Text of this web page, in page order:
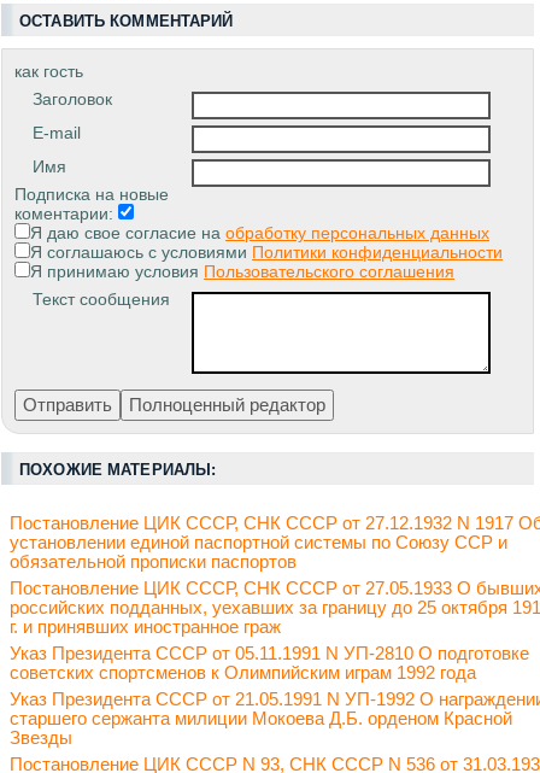
ОСТАВИТЬ КОММЕНТАРИЙ
как гость
Заголовок
E-mail
Имя
Подписка на новые
коментарии:
Я даю свое согласие на обработку персональных данных
Я соглашаюсь с условиями Политики конфиденциальности
Я принимаю условия Пользовательского соглашения
Текст сообщения
ПОХОЖИЕ МАТЕРИАЛЫ:
Постановление ЦИК СССР, СНК СССР от 27.12.1932 N 1917
установлении единой паспортной системы по Союзу ССР и
обязательной прописки паспортов
Постановление ЦИК СССР, СНК СССР от 27.05.1933 О
российских подданных, уехавших за границу до 25 октября
г. и принявших иностранное граж
Указ Президента СССР от 05.11.1991 N УП-2810 О подготовке
советских спортсменов к Олимпийским играм 1992 года
Указ Президента СССР от 21.05.1991 N УП-1992 О
старшего сержанта милиции Мокоева Д.Б. орденом Красной
Звезды
Постановление ЦИК СССР N 93, СНК СССР N 536 от